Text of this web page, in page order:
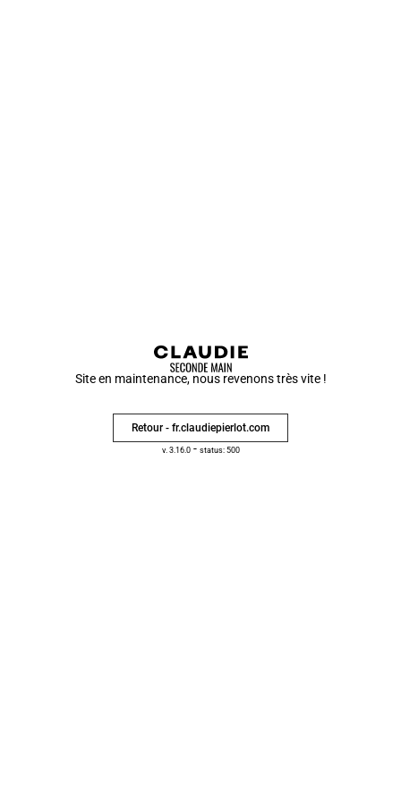
Site en maintenance, nous revenons très vite !
Retour - fr.claudiepierlot.com
v. 3.16.0- status: 500